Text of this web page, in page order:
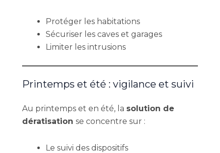
Protéger les habitations
Sécuriser les caves et garages
Limiter les intrusions
Printemps et été : vigilance et suivi
Au printemps et en été, la solution de
dératisation se concentre sur :
Le suivi des dispositifs